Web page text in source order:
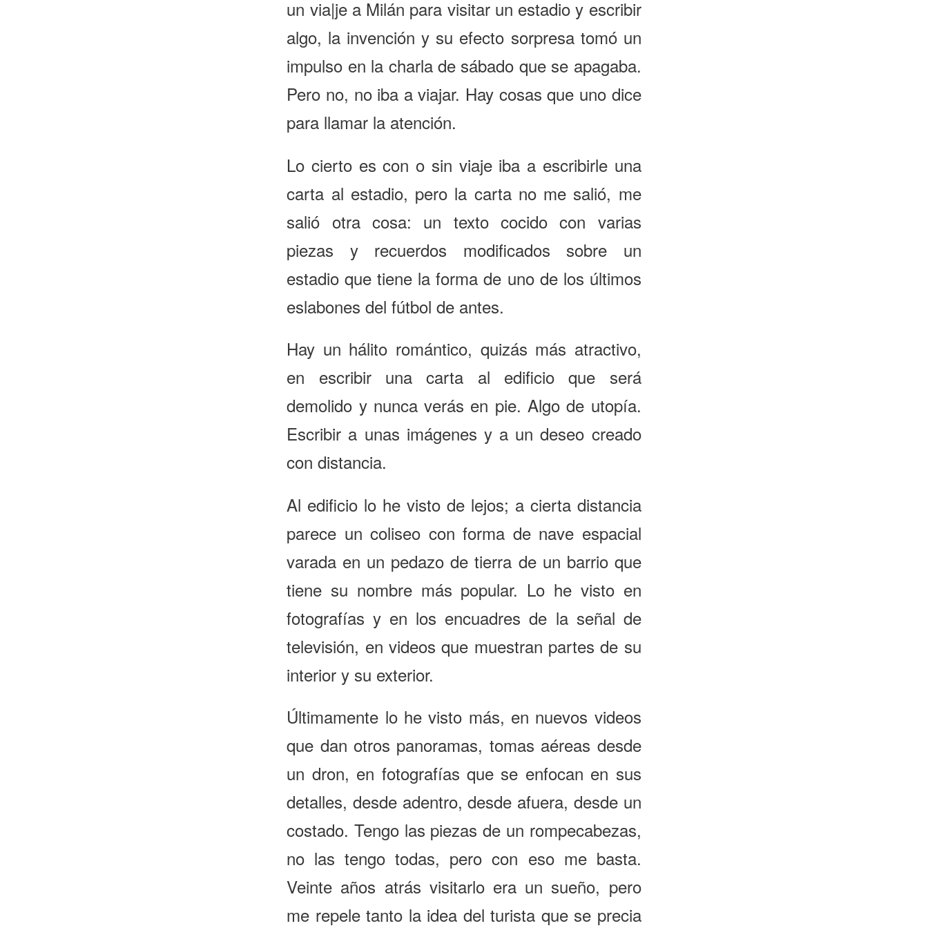
un via|je a Milán para visitar un estadio y escribir
algo, la invención y su efecto sorpresa tomó un
impulso en la charla de sábado que se apagaba.
Pero no, no iba a viajar. Hay cosas que uno dice
para llamar la atención.
Lo cierto es con o sin viaje iba a escribirle una
carta al estadio, pero la carta no me salió, me
salió otra cosa: un texto cocido con varias
piezas y recuerdos modificados sobre un
estadio que tiene la forma de uno de los últimos
eslabones del fútbol de antes.
Hay un hálito romántico, quizás más atractivo,
en escribir una carta al edificio que será
demolido y nunca verás en pie. Algo de utopía.
Escribir a unas imágenes y a un deseo creado
con distancia.
Al edificio lo he visto de lejos; a cierta distancia
parece un coliseo con forma de nave espacial
varada en un pedazo de tierra de un barrio que
tiene su nombre más popular. Lo he visto en
fotografías y en los encuadres de la señal de
televisión, en videos que muestran partes de su
interior y su exterior.
Últimamente lo he visto más, en nuevos videos
que dan otros panoramas, tomas aéreas desde
un dron, en fotografías que se enfocan en sus
detalles, desde adentro, desde afuera, desde un
costado. Tengo las piezas de un rompecabezas,
no las tengo todas, pero con eso me basta.
Veinte años atrás visitarlo era un sueño, pero
me repele tanto la idea del turista que se precia